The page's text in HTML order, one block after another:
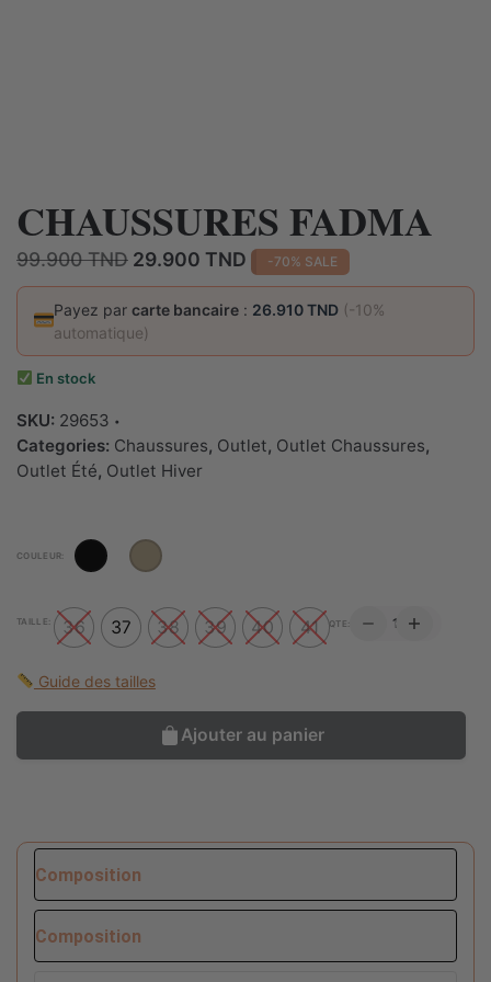
CHAUSSURES FADMA
99.900TND Le
prix
initial
était :
99.900 TND.
29.900 TND Le
prix
actuel
29.900 TND.
-70% SALE
Payez parcarte bancaire : 26.910 TND (-10%
automatique)
En stock
SKU: 29653
Categories: Chaussures, Outlet, Outlet Chaussures,
Outlet Été, Outlet Hiver
QTE:
COULEUR:
TAILLE: 36 37 38 39 40 41
Guide des tailles
Ajouter au panier
Composition
Composition